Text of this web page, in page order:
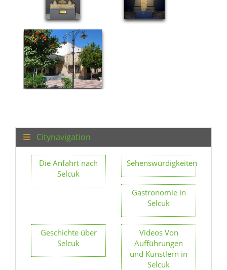
Citynavigation
Die Anfahrt nach
Selcuk
Sehenswürdigkeiten
Gastronomie in
Selcuk
Geschichte über
Selcuk
Videos Von
Aufführungen
und Künstlern in
Selcuk